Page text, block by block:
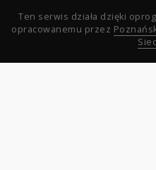
Ten serwis działa dzięki
opracowanemu przez